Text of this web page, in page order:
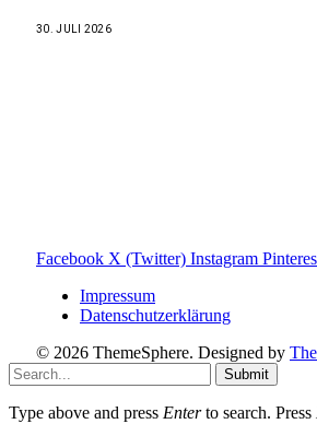
30. JULI 2026
Facebook X (Twitter) Instagram
Impressum
Datenschutzerklärung
© 2026 ThemeSphere. Designed by
Submit
Type above and press Enterto search. Press